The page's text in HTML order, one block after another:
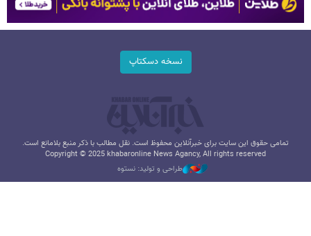
نسخه دسکتاپ
تمامی حقوق این سایت برای خبرآنلاین محفوظ است. نقل مطالب با ذکر منبع بلامانع است.
Copyright © 2025 khabaronline News Agancy, All rights reserved
طراحی و تولید: نستوه